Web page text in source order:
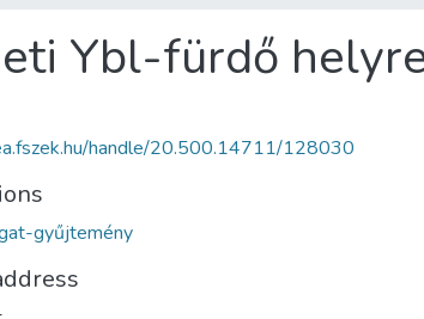
Ybl-fürdő
handle/20.500.14711/128030
gyűjtemény